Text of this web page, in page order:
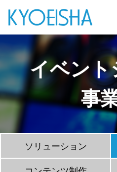
イベント
事
ソリューション